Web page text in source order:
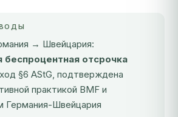
→ Швейцария:
беспроцентная отсрочка
§6 AStG, подтверждена
практикой BMF и
Германия-Швейцария